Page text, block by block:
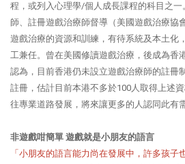
程，或列入心理學/個人成長課程的科目之
師、註冊遊戲治療師督導（美國遊戲治療協
遊戲治療的資源和訓練，有待系統及本土化
工兼任。曾在美國修讀遊戲治療，後成為香
認為，目前香港仍未設立遊戲治療師的註冊
註冊，估計目前本港不多於100人取得上述
往專業道路發展，將來讓更多的人認同此有
非遊戲咁簡單 遊戲就是小朋友的語言
「小朋友的語言能力尚在發展中，許多孩子